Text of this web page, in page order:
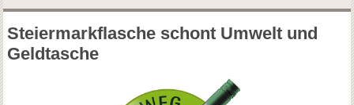
Steiermarkflasche schont Umwelt und
Geldtasche